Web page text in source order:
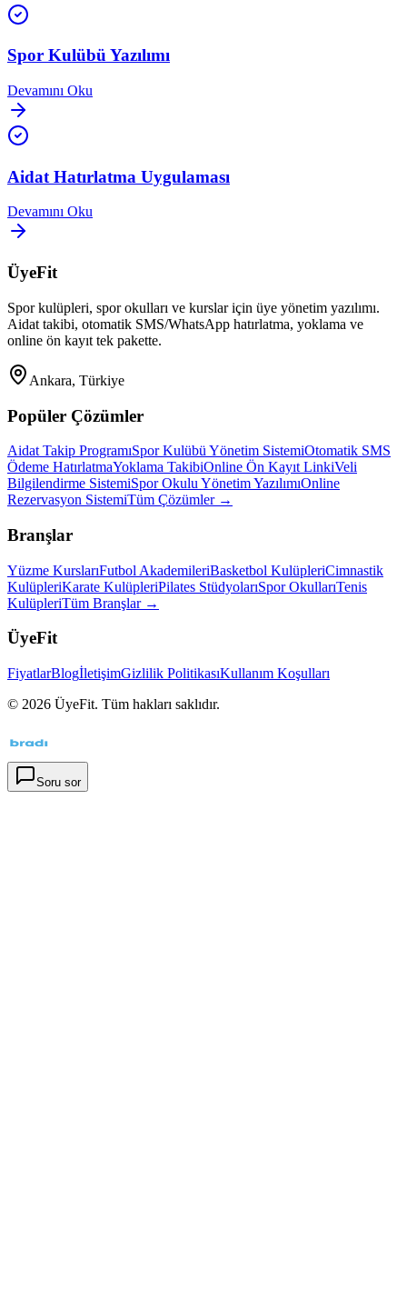
Spor Kulübü Yazılımı
Devamını Oku
Aidat Hatırlatma Uygulaması
Devamını Oku
ÜyeFit
Spor kulüpleri, spor okulları ve kurslar için üye yönetim yazılımı.
Aidat takibi, otomatik SMS/WhatsApp hatırlatma, yoklama ve
online ön kayıt tek pakette.
Ankara, Türkiye
Popüler Çözümler
Aidat Takip ProgramıSpor Kulübü Yönetim SistemiOtomatik SMS
Ödeme HatırlatmaYoklama TakibiOnline Ön Kayıt LinkiVeli
Bilgilendirme SistemiSpor Okulu Yönetim YazılımıOnline
Rezervasyon SistemiTüm Çözümler →
Branşlar
Yüzme KurslarıFutbol AkademileriBasketbol KulüpleriCimnastik
KulüpleriKarate KulüpleriPilates StüdyolarıSpor OkullarıTenis
KulüpleriTüm Branşlar →
ÜyeFit
FiyatlarBlogİletişimGizlilik PolitikasıKullanım Koşulları
© 2026 ÜyeFit. Tüm hakları saklıdır.
Soru sor